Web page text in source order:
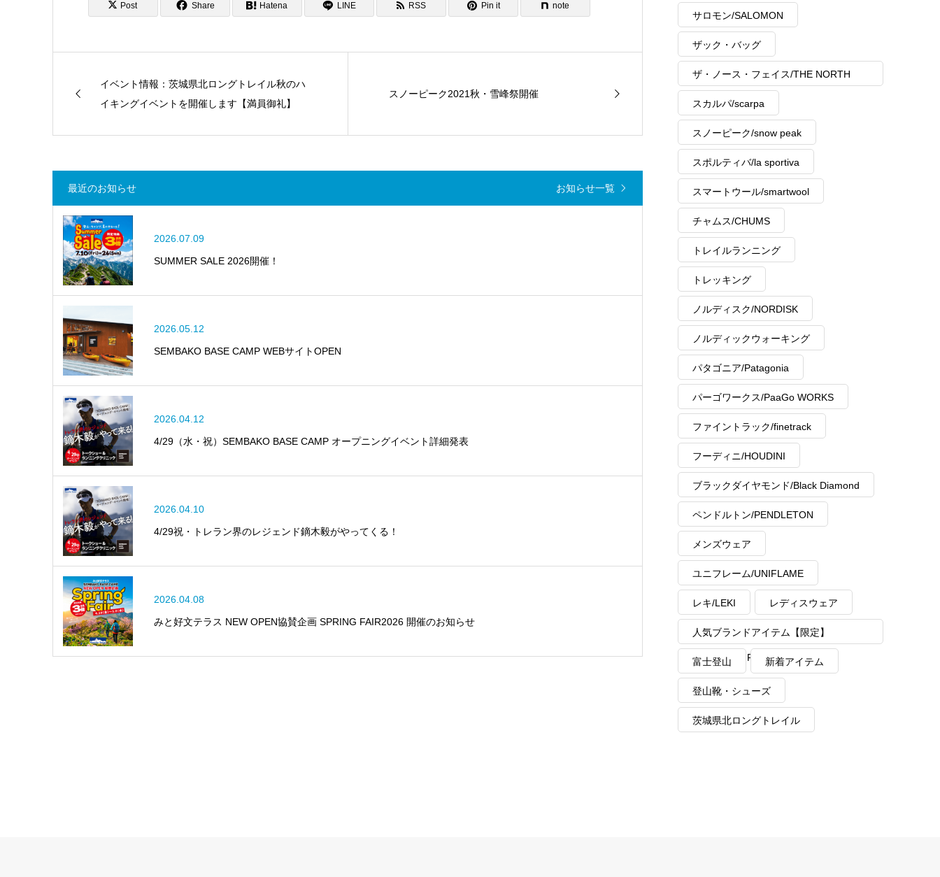
Post Share Hatena LINE RSS Pin it note
イベント情報：茨城県北ロングトレイル秋のハ
イキングイベントを開催します【満員御礼】
スノーピーク2021秋・雪峰祭開催
最近のお知らせ お知らせ一覧
2026.07.09
SUMMER SALE 2026開催！
2026.05.12
SEMBAKO BASE CAMP WEBサイトOPEN
2026.04.12
4/29（水・祝）SEMBAKO BASE CAMP オープニングイベント詳細発表
2026.04.10
4/29祝・トレラン界のレジェンド鏑木毅がやってくる！
2026.04.08
みと好文テラス NEW OPEN協賛企画 SPRING FAIR2026 開催のお知らせ
サロモン/SALOMON
ザック・バッグ
ザ・ノース・フェイス/THE NORTH
FACE
スカルパ/scarpa
スノーピーク/snow peak
スポルティバ/la sportiva
スマートウール/smartwool
チャムス/CHUMS
トレイルランニング
トレッキング
ノルディスク/NORDISK
ノルディックウォーキング
パタゴニア/Patagonia
パーゴワークス/PaaGo WORKS
ファイントラック/finetrack
フーディニ/HOUDINI
ブラックダイヤモンド/Black Diamond
ペンドルトン/PENDLETON
メンズウェア
ユニフレーム/UNIFLAME
レキ/LEKI レディスウェア
人気ブランドアイテム【限定】
MAX40%OFF
富士登山 新着アイテム
登山靴・シューズ
茨城県北ロングトレイル